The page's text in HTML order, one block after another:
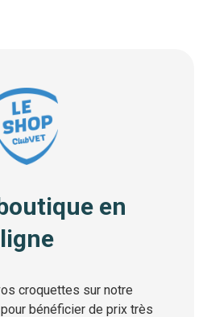
en
ligne
croquettes sur notre
bénéficier de prix très